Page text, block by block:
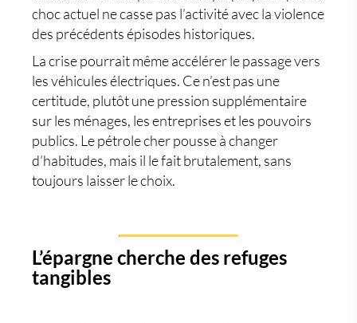
choc actuel ne casse pas l’activité avec la violence
des précédents épisodes historiques.
La crise pourrait même accélérer le passage vers
les véhicules électriques. Ce n’est pas une
certitude, plutôt une pression supplémentaire
sur les ménages, les entreprises et les pouvoirs
publics. Le pétrole cher pousse à changer
d’habitudes, mais il le fait brutalement, sans
toujours laisser le choix.
L’épargne cherche des refuges
tangibles